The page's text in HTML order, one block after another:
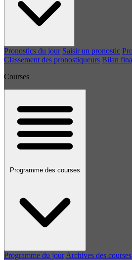
Pronostics du jour Saisir un pronostic
Classement des pronostiqueurs Bilan
Courses
Programme des courses
Programme du jour Archives des courses